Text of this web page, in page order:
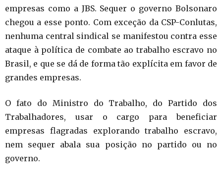
empresas como a JBS. Sequer o governo Bolsonaro
chegou a esse ponto. Com exceção da CSP-Conlutas,
nenhuma central sindical se manifestou contra esse
ataque à política de combate ao trabalho escravo no
Brasil, e que se dá de forma tão explícita em favor de
grandes empresas.
O fato do Ministro do Trabalho, do Partido dos
Trabalhadores, usar o cargo para beneficiar
empresas flagradas explorando trabalho escravo,
nem sequer abala sua posição no partido ou no
governo.